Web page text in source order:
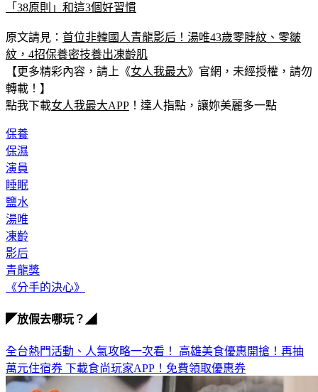
「38原則」和這3個好習慣
原文請見： 首位非韓國人青龍影后！湯唯43歲零脖紋、零皺
紋，4招保養密技養出凍齡肌
【更多精彩內容，請上《女人我最大》官網，未經授權，請勿
轉載！】
點我下載女人我最大APP ！達人指點，讓妳美麗多一點
保養
保濕
演員
睡眠
鹽水
湯唯
凍齡
影后
青龍獎
《分手的決心》
◤放假去哪玩？◢
全台熱門活動、人氣攻略一次看！ 高雄美食優惠開搶！再抽
萬元住宿券 下載食尚玩家APP！免費領取優惠券